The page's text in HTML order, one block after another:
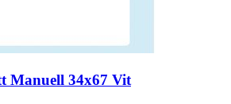
Manuell 34x67 Vit